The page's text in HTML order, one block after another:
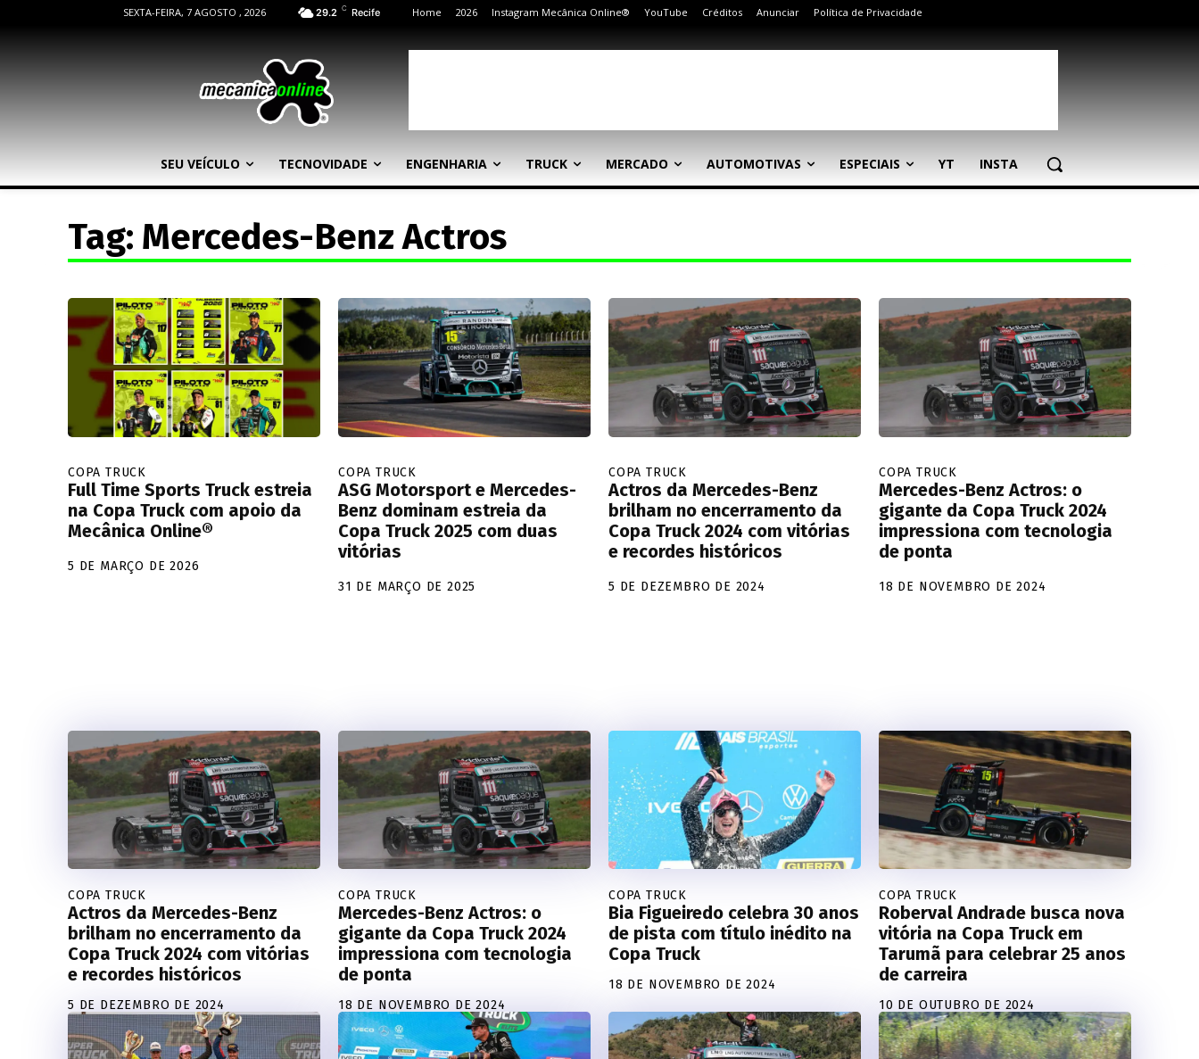
SEXTA-FEIRA, 7 AGOSTO , 2026 29.2 C Recife Home 2026 Instagram Mecânica Online® YouTube Créditos Anunciar Política de Privacidade
SEU VEÍCULO TECNOVIDADE ENGENHARIA TRUCK MERCADO AUTOMOTIVAS ESPECIAIS YT INSTA
Tag: Mercedes-Benz Actros
COPA TRUCK
Full Time Sports Truck estreia
na Copa Truck com apoio da
Mecânica Online®
5 DE MARÇO DE 2026
COPA TRUCK
ASG Motorsport e Mercedes-
Benz dominam estreia da
Copa Truck 2025 com duas
vitórias
31 DE MARÇO DE 2025
COPA TRUCK
Actros da Mercedes-Benz
brilham no encerramento da
Copa Truck 2024 com vitórias
e recordes históricos
5 DE DEZEMBRO DE 2024
COPA TRUCK
Mercedes-Benz Actros: o
gigante da Copa Truck 2024
impressiona com tecnologia
de ponta
18 DE NOVEMBRO DE 2024
COPA TRUCK
Actros da Mercedes-Benz
brilham no encerramento da
Copa Truck 2024 com vitórias
e recordes históricos
5 DE DEZEMBRO DE 2024
COPA TRUCK
Mercedes-Benz Actros: o
gigante da Copa Truck 2024
impressiona com tecnologia
de ponta
18 DE NOVEMBRO DE 2024
COPA TRUCK
Bia Figueiredo celebra 30 anos
de pista com título inédito na
Copa Truck
18 DE NOVEMBRO DE 2024
COPA TRUCK
Roberval Andrade busca nova
vitória na Copa Truck em
Tarumã para celebrar 25 anos
de carreira
10 DE OUTUBRO DE 2024